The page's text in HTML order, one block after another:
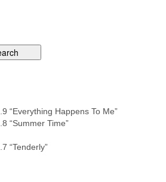
“Everything Happens To Me”
“Summer Time”
“Tenderly”